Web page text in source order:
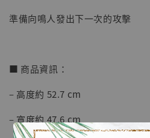
【店內現貨】海賊王 系
摩 [7STARS Studio]
準備向鳴人發出下一次的攻擊
■ 商品資訊：
– 高度約 52.7 cm
– 寬度約 47.6 cm